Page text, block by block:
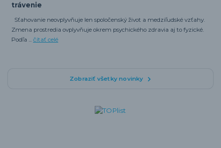
trávenie
Sťahovanie neovplyvňuje len spoločenský život a medziľudské vzťahy.
Zmena prostredia ovplyvňuje okrem psychického zdravia aj to fyzické.
Podľa ... čítať celé
Zobraziť všetky novinky